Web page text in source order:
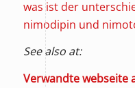
was ist der
nimodipin und
See also at:
Verwandte webseite